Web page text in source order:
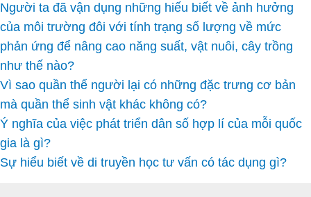
Người ta đã vận dụng những hiếu biết về ảnh hưởng
của môi trường đôi với tính trạng số lượng về mức
phản ứng để nâng cao năng suất, vật nuôi, cây trồng
như thế nào?
Vì sao quần thể người lại có những đặc trưng cơ bản
mà quần thể sinh vật khác không có?
Ý nghĩa của việc phát triển dân số hợp lí của mỗi quốc
gia là gì?
Sự hiểu biết về di truyền học tư vấn có tác dụng gì?